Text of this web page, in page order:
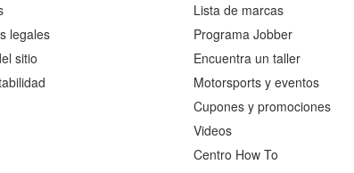
legales
sitio
Lista de marcas
Programa Jobber
Encuentra un taller
Motorsports y eventos
Cupones y promociones
Videos
Centro How To